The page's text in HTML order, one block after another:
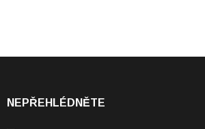
NEPŘEHLÉDNĚTE